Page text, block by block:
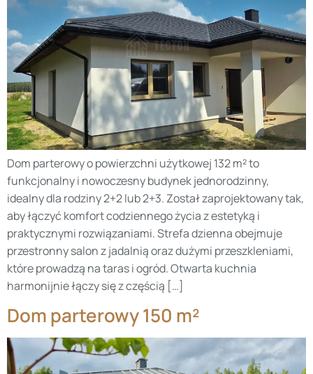
Dom parterowy o powierzchni użytkowej 132 m² to
funkcjonalny i nowoczesny budynek jednorodzinny,
idealny dla rodziny 2+2 lub 2+3. Został zaprojektowany tak,
aby łączyć komfort codziennego życia z estetyką i
praktycznymi rozwiązaniami. Strefa dzienna obejmuje
przestronny salon z jadalnią oraz dużymi przeszkleniami,
które prowadzą na taras i ogród. Otwarta kuchnia
harmonijnie łączy się z częścią […]
Dom parterowy 150 m²